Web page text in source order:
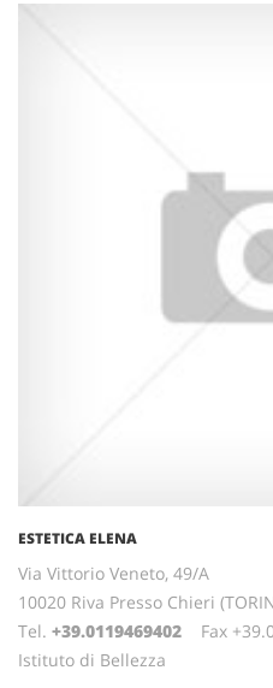
ESTETICA ELENA
Via Vittorio Veneto, 49/A
10020 Riva Presso Chieri
Tel. +39.0119469402 Fax
Istituto di Bellezza